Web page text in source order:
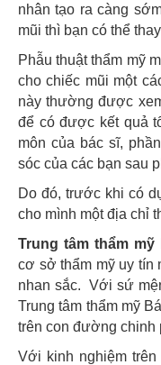
nhân tạo ra càng
mũi thì bạn có thể
Phẫu thuật thẩm mỹ
cho chiếc mũi một
này thường được
để có được kết quả
môn của bác sĩ,
sóc của các bạn sau
Do đó, trước khi có
cho mình một địa chỉ
Trung tâm thẩm mỹ
cơ sở thẩm mỹ uy tín
nhan sắc. Với sứ
Trung tâm thẩm mỹ
trên con đường chinh
Với kinh nghiệm trên